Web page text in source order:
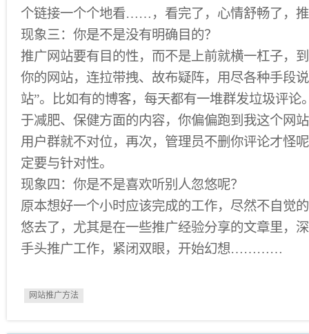
个链接一个个地看……，看完了，心情舒畅了，
现象三：你是不是没有明确目的？
推广网站要有目的性，而不是上前就横一杠子，
你的网站，连拉带拽、故布疑阵，用尽各种手段
站”。比如有的博客，每天都有一堆群发垃圾评论
于减肥、保健方面的内容，你偏偏跑到我这个网
用户群就不对位，再次，管理员不删你评论才怪
定要与针对性。
现象四：你是不是喜欢听别人忽悠呢？
原本想好一个小时应该完成的工作，尽然不自觉
悠去了，尤其是在一些推广经验分享的文章里，
手头推广工作，紧闭双眼，开始幻想…………
网站推广方法